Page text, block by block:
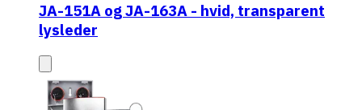
JA-151A og JA-163A - hvid, transparent
lysleder